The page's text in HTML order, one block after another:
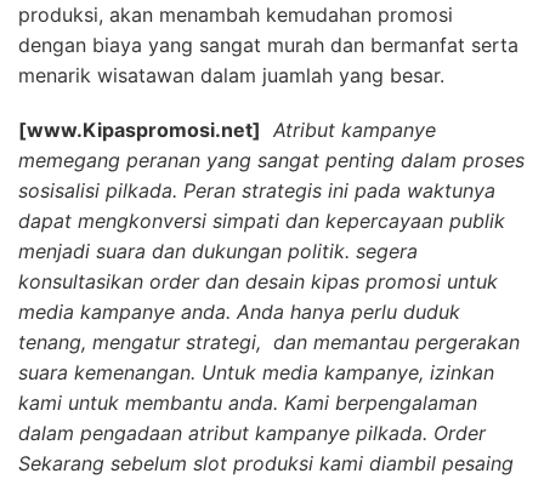
produksi, akan menambah kemudahan promosi
dengan biaya yang sangat murah dan bermanfat serta
menarik wisatawan dalam juamlah yang besar.
[www.Kipaspromosi.net] Atribut kampanye
memegang peranan yang sangat penting dalam proses
sosisalisi pilkada. Peran strategis ini pada waktunya
dapat mengkonversi simpati dan kepercayaan publik
menjadi suara dan dukungan politik. segera
konsultasikan order dan desain kipas promosi untuk
media kampanye anda. Anda hanya perlu duduk
tenang, mengatur strategi, dan memantau pergerakan
suara kemenangan. Untuk media kampanye, izinkan
kami untuk membantu anda. Kami berpengalaman
dalam pengadaan atribut kampanye pilkada. Order
Sekarang sebelum slot produksi kami diambil pesaing